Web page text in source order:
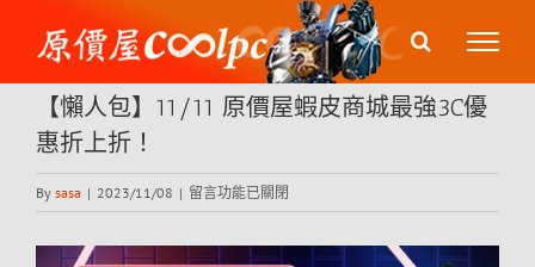
content
【懶人包】11/11 原價屋蝦皮商城最強3C優
惠折上折！
By sasa | 2023/11/08 | 在
〈【懶
人
留言功能已關閉
View